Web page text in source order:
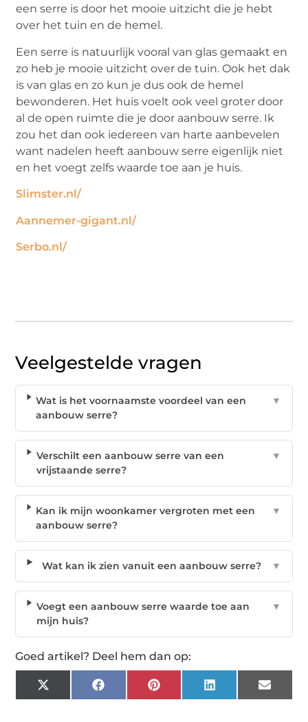
een serre is door het mooie uitzicht die je hebt
over het tuin en de hemel.
Een serre is natuurlijk vooral van glas gemaakt en
zo heb je mooie uitzicht over de tuin. Ook het dak
is van glas en zo kun je dus ook de hemel
bewonderen. Het huis voelt ook veel groter door
al de open ruimte die je door aanbouw serre. Ik
zou het dan ook iedereen van harte aanbevelen
want nadelen heeft aanbouw serre eigenlijk niet
en het voegt zelfs waarde toe aan je huis.
Slimster.nl/
Aannemer-gigant.nl/
Serbo.nl/
Veelgestelde vragen
Wat is het voornaamste voordeel van een
aanbouw serre?
▼
Verschilt een aanbouw serre van een
vrijstaande serre?
▼
Kan ik mijn woonkamer vergroten met een
aanbouw serre?
▼
Wat kan ik zien vanuit een aanbouw serre? ▼
Voegt een aanbouw serre waarde toe aan
mijn huis?
▼
Goed artikel? Deel hem dan op:
X
(Twitter)
Facebook Pinterest LinkedIn Email